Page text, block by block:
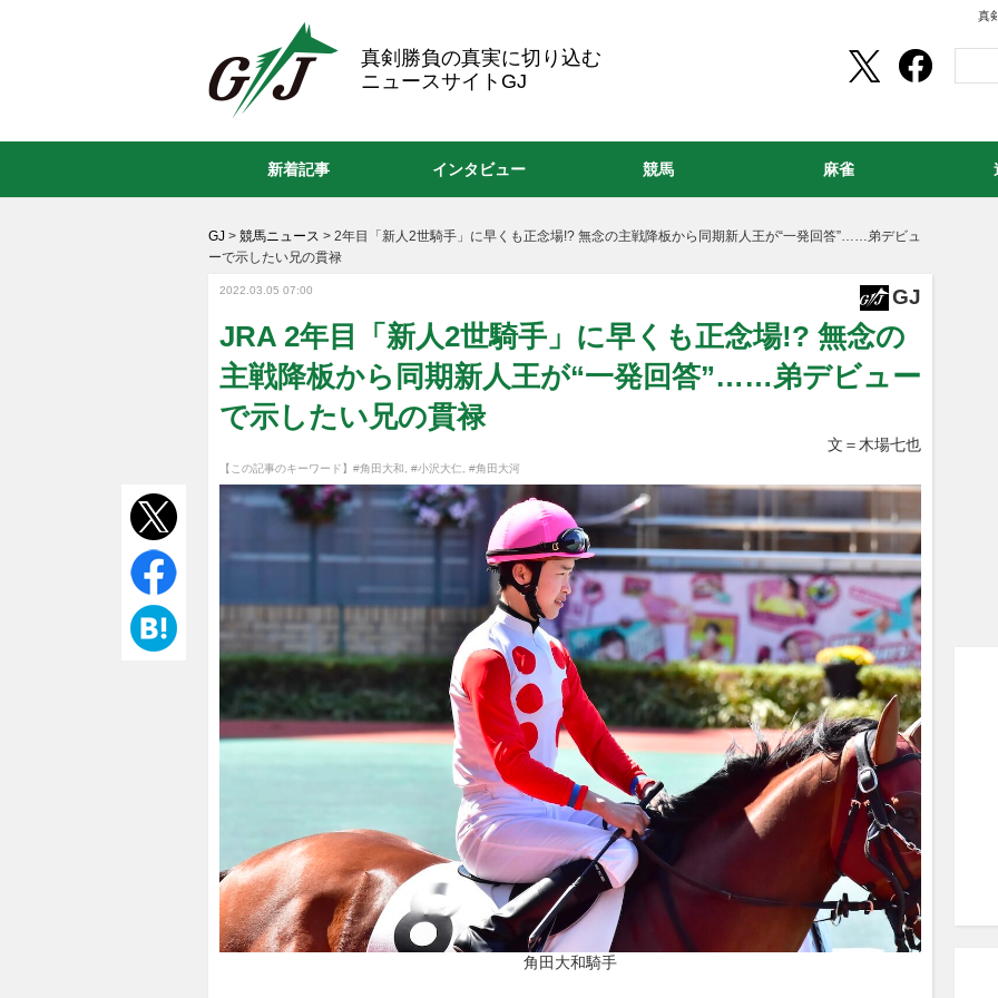
真
真剣勝負の真実に切り込む
ニュースサイトGJ
GJ > 競馬ニュース > 2年目「新人2世騎手」に早くも正念場!? 無念の主戦降板から同期新人王が“一発回答”……弟デビュ
ーで示したい兄の貫禄
2022.03.05 07:00 GJ
JRA 2年目「新人2世騎手」に早くも正念場!? 無念の
主戦降板から同期新人王が“一発回答”……弟デビュー
で示したい兄の貫禄
文＝木場七也
【この記事のキーワード】 #角田大和 #小沢大仁 #角田大河
角田大和騎手
新着記事 インタビュー 競馬 麻雀